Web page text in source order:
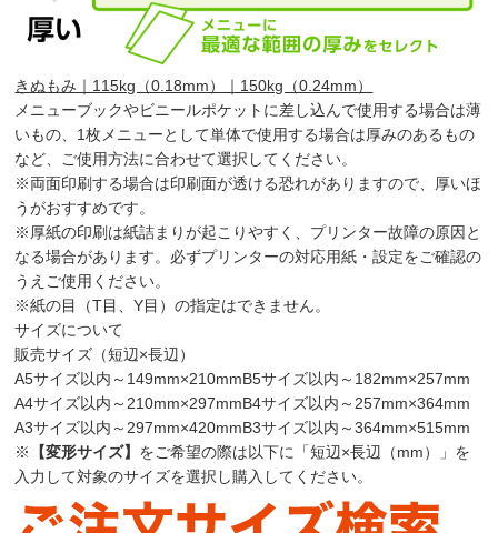
きぬもみ｜115kg（0.18mm）｜150kg（0.24mm）
メニューブックやビニールポケットに差し込んで使用する場合は薄
いもの、1枚メニューとして単体で使用する場合は厚みのあるもの
など、ご使用方法に合わせて選択してください。
※両面印刷する場合は印刷面が透ける恐れがありますので、厚いほ
うがおすすめです。
※厚紙の印刷は紙詰まりが起こりやすく、プリンター故障の原因と
なる場合があります。必ずプリンターの対応用紙・設定をご確認の
うえご使用ください。
※紙の目（T目、Y目）の指定はできません。
サイズについて
販売サイズ（短辺×長辺）
A5サイズ以内 ～149mm×210mmB5サイズ以内 ～182mm×257mm
A4サイズ以内 ～210mm×297mmB4サイズ以内 ～257mm×364mm
A3サイズ以内 ～297mm×420mmB3サイズ以内 ～364mm×515mm
※
【変形サイズ】 をご希望の際は以下に 「短辺×長辺（mm）」 を
入力して対象のサイズを選択し購入してください。